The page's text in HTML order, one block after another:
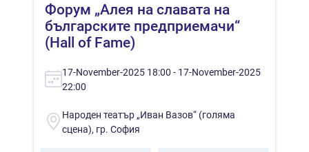
Форум „Алея на славата на
българските предприемачи“
(Hall of Fame)
17-November-2025 18:00 - 17-November-2025
22:00
Народен театър „Иван Вазов“ (голяма
сцена), гр. София